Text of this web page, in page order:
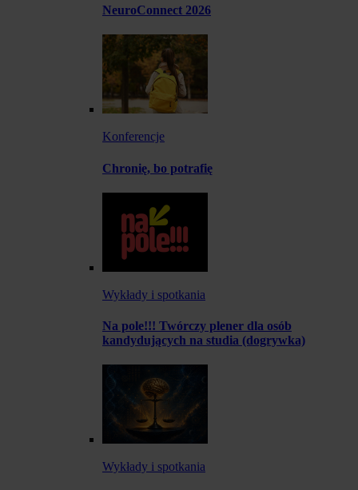
NeuroConnect 2026
Konferencje
Chronię, bo potrafię
Wykłady i spotkania
Na pole!!! Twórczy plener dla osób
kandydujących na studia (dogrywka)
Wykłady i spotkania